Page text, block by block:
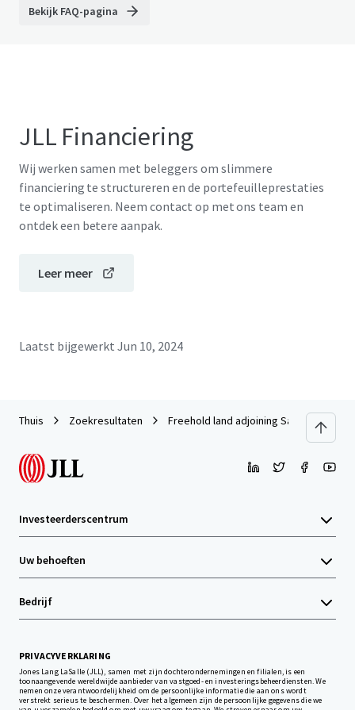
Bekijk FAQ-pagina
JLL Financiering
Wij werken samen met beleggers om slimmere
financiering te structureren en de portefeuilleprestaties
te optimaliseren. Neem contact op met ons team en
ontdek een betere aanpak.
Leer meer
Laatst bijgewerkt Jun 10, 2024
Thuis Zoekresultaten Freehold land adjoining Saphan Khwai
Investeerderscentrum
Uw behoeften
Bedrijf
PRIVACYVERKLARING
Jones Lang LaSalle (JLL), samen met zijn dochterondernemingen en filialen, is een
toonaangevende wereldwijde aanbieder van vastgoed- en investeringsbeheerdiensten. We
nemen onze verantwoordelijkheid om de persoonlijke informatie die aan ons wordt
verstrekt serieus te beschermen. Over het algemeen zijn de persoonlijke gegevens die we